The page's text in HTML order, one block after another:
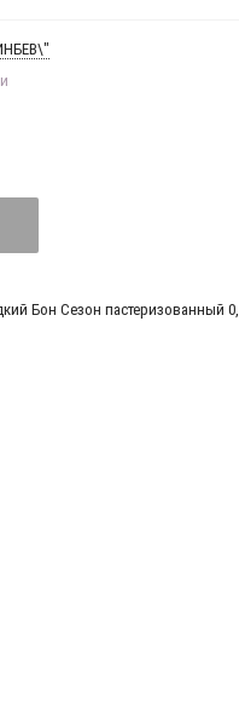
Бон Сезон пастеризованный 0,